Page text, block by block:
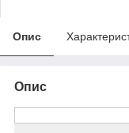
Опис
Опис